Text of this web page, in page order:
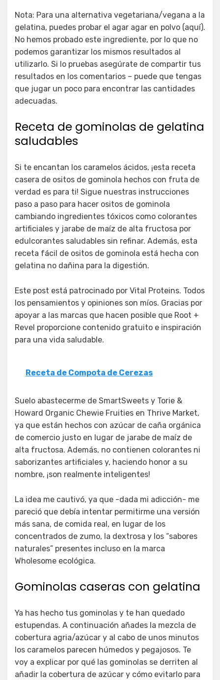
Nota: Para una alternativa vegetariana/vegana a la
gelatina, puedes probar el agar agar en polvo (aquí).
No hemos probado este ingrediente, por lo que no
podemos garantizar los mismos resultados al
utilizarlo. Si lo pruebas asegúrate de compartir tus
resultados en los comentarios – puede que tengas
que jugar un poco para encontrar las cantidades
adecuadas.
Receta de gominolas de gelatina
saludables
Si te encantan los caramelos ácidos, ¡esta receta
casera de ositos de gominola hechos con fruta de
verdad es para ti! Sigue nuestras instrucciones
paso a paso para hacer ositos de gominola
cambiando ingredientes tóxicos como colorantes
artificiales y jarabe de maíz de alta fructosa por
edulcorantes saludables sin refinar. Además, esta
receta fácil de ositos de gominola está hecha con
gelatina no dañina para la digestión.
Este post está patrocinado por Vital Proteins. Todos
los pensamientos y opiniones son míos. Gracias por
apoyar a las marcas que hacen posible que Root +
Revel proporcione contenido gratuito e inspiración
para una vida saludable.
Receta de Compota de Cerezas
Suelo abastecerme de SmartSweets y Torie &
Howard Organic Chewie Fruities en Thrive Market,
ya que están hechos con azúcar de caña orgánica
de comercio justo en lugar de jarabe de maíz de
alta fructosa. Además, no contienen colorantes ni
saborizantes artificiales y, haciendo honor a su
nombre, ¡son realmente inteligentes!
La idea me cautivó, ya que -dada mi adicción- me
pareció que debía intentar permitirme una versión
más sana, de comida real, en lugar de los
concentrados de zumo, la dextrosa y los “sabores
naturales” presentes incluso en la marca
Wholesome ecológica.
Gominolas caseras con gelatina
Ya has hecho tus gominolas y te han quedado
estupendas. A continuación añades la mezcla de
cobertura agria/azúcar y al cabo de unos minutos
los caramelos parecen húmedos y pegajosos. Te
voy a explicar por qué las gominolas se derriten al
añadir la cobertura de azúcar y cómo evitarlo para